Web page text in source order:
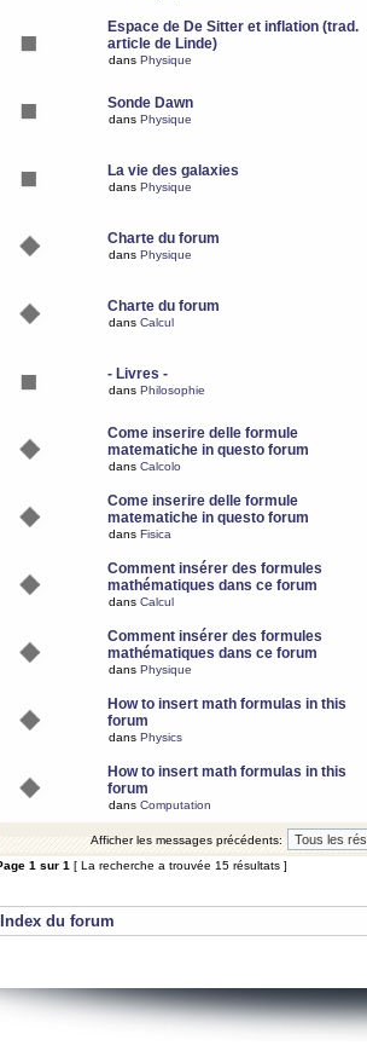
Espace de De Sitter et inflation (trad.
article de Linde)
dans Physique
Sonde Dawn
dans Physique
La vie des galaxies
dans Physique
Charte du forum
dans Physique
Charte du forum
dans Calcul
- Livres -
dans Philosophie
Come inserire delle formule
matematiche in questo forum
dans Calcolo
Come inserire delle formule
matematiche in questo forum
dans Fisica
Comment insérer des formules
mathématiques dans ce forum
dans Calcul
Comment insérer des formules
mathématiques dans ce forum
dans Physique
How to insert math formulas in this
forum
dans Physics
How to insert math formulas in this
forum
dans Computation
Afficher les messages précédents:
1 sur 1 [ La recherche a trouvée 15 résultats ]
Index du forum